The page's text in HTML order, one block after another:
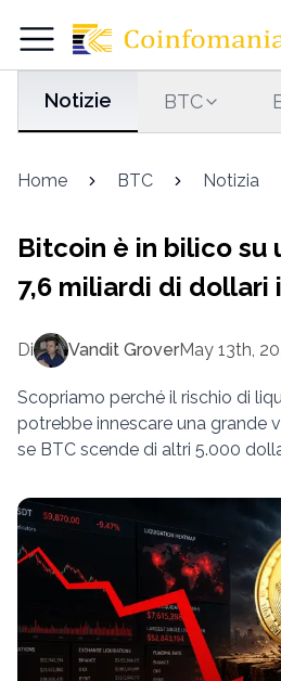
Notizie BTC
Home BTC Notizia
Bitcoin è in bilico su
7,6 miliardi di dollari
Di Vandit GroverMay 13th,
Scopriamo perché il rischio di
potrebbe innescare una grande
se BTC scende di altri 5.000